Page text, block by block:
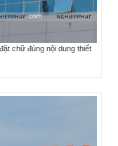
chữ đúng nội dung thiết